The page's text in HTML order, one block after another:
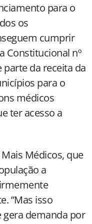
para o
os
cumprir
Constitucional nº
parte da receita da
para o
médicos
ter acesso a
Médicos, que
a
”Mas isso
demanda por